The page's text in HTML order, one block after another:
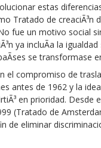
estas
Tratado de creaciÃ³n
fue un motivo social
ya incluÃ­a la
se transformase
el compromiso de
antes de 1962 y la
en prioridad. Desde
(Tratado de
de eliminar